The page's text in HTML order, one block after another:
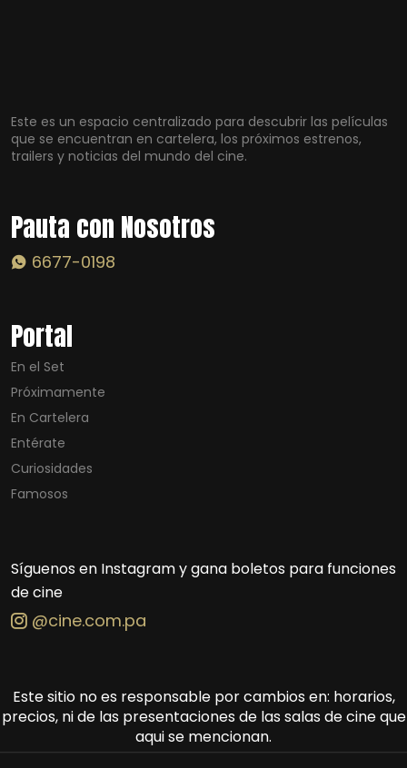
Este es un espacio centralizado para descubrir las películas
que se encuentran en cartelera, los próximos estrenos,
trailers y noticias del mundo del cine.
Pauta con Nosotros
6677-0198
Portal
En el Set
Próximamente
En Cartelera
Entérate
Curiosidades
Famosos
Síguenos en Instagram y gana boletos para funciones
de cine
@cine.com.pa
Este sitio no es responsable por cambios en: horarios,
precios, ni de las presentaciones de las salas de cine que
aqui se mencionan.